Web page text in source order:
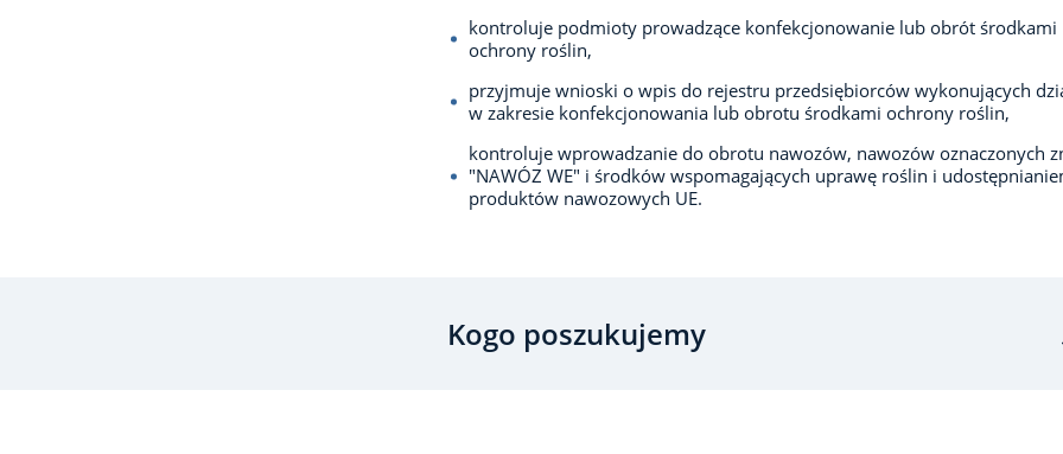
kontroluje podmioty prowadzące konfekcjonowanie lub obrót środkami
ochrony roślin,
przyjmuje wnioski o wpis do rejestru przedsiębiorców wykonujących
w zakresie konfekcjonowania lub obrotu środkami ochrony roślin,
kontroluje wprowadzanie do obrotu nawozów, nawozów oznaczonych
"NAWÓZ WE" i środków wspomagających uprawę roślin i
produktów nawozowych UE.
Kogo poszukujemy